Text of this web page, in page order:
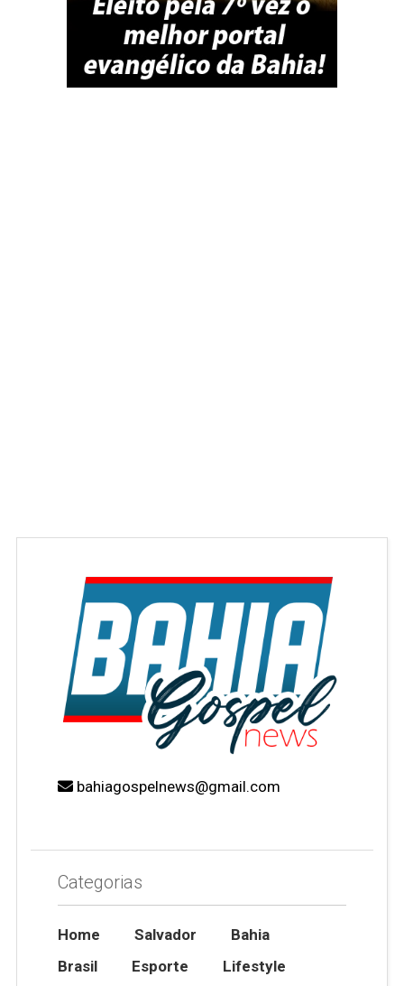
bahiagospelnews@gmail.com
Categorias
Home Salvador
Bahia
Brasil
Esporte Lifestyle